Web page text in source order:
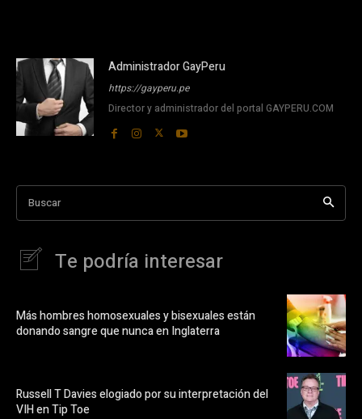
Administrador GayPeru
https://gayperu.pe
Director y administrador del portal GAYPERU.COM
Buscar
Te podría interesar
Más hombres homosexuales y bisexuales están
donando sangre que nunca en Inglaterra
Russell T Davies elogiado por su interpretación del
VIH en Tip Toe